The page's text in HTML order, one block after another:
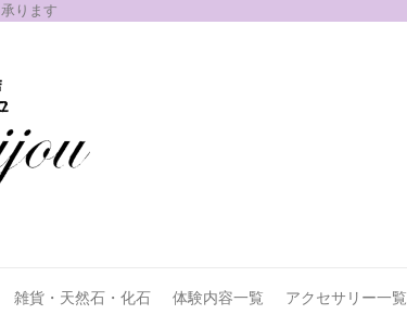
ります
雑貨・天然石・化石 体験内容一覧 アクセサリー一覧